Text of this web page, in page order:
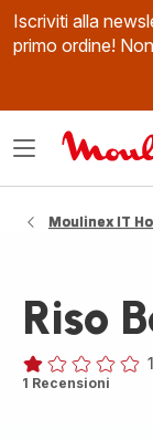
Iscriviti alla
primo ordine!
Apri
Moulinex IT
Riso
Recensione
1
1 Recensioni